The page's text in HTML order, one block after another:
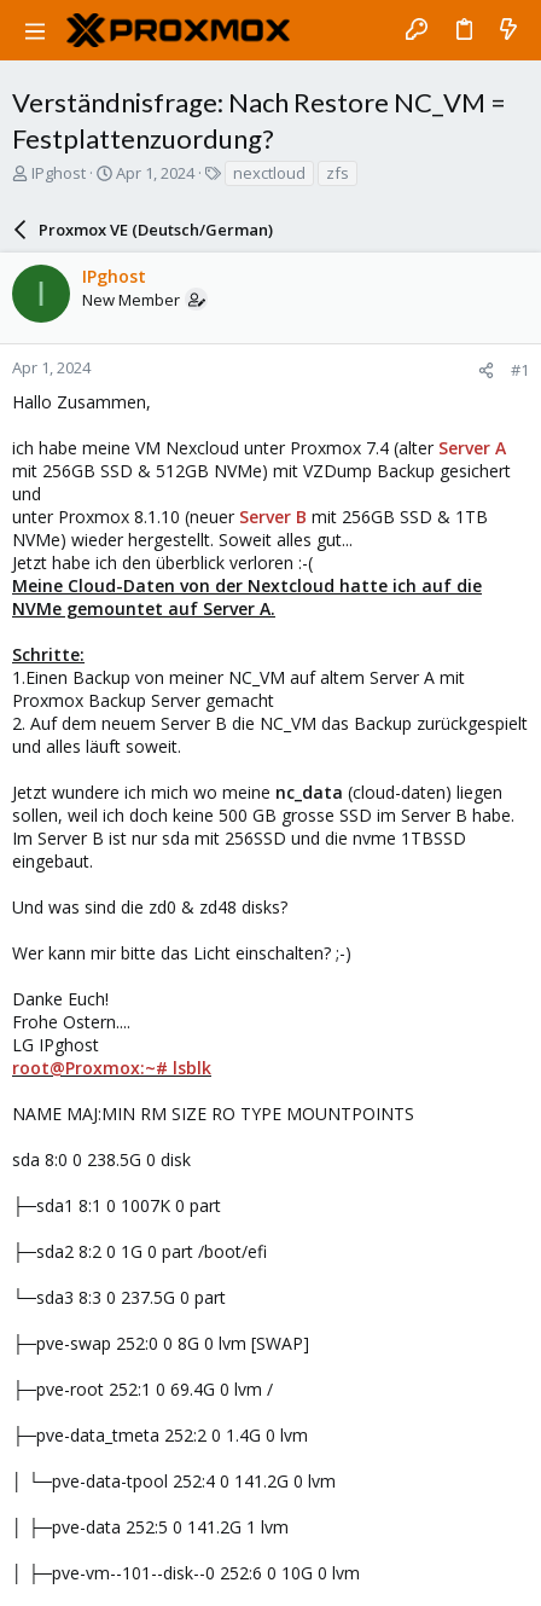
Verständnisfrage: Nach Restore NC_VM =
Festplattenzuordung?
T
a
d
t
a
r
e
IPghost
S
r
t
d
a
e
Apr 1, 2024
s
nexctloud zfs
Proxmox VE (Deutsch/German)
I IPghost
New Member
Apr 1, 2024 #1
Hallo Zusammen,
ich habe meine VM Nexcloud unter Proxmox 7.4 (alter Server A
mit 256GB SSD & 512GB NVMe) mit VZDump Backup gesichert
und
unter Proxmox 8.1.10 (neuer Server B mit 256GB SSD & 1TB
NVMe) wieder hergestellt. Soweit alles gut...
Jetzt habe ich den überblick verloren :-(
Meine Cloud-Daten von der Nextcloud hatte ich auf die
NVMe gemountet auf Server A.
Schritte:
1.Einen Backup von meiner NC_VM auf altem Server A mit
Proxmox Backup Server gemacht
2. Auf dem neuem Server B die NC_VM das Backup zurückgespielt
und alles läuft soweit.
Jetzt wundere ich mich wo meine nc_data (cloud-daten) liegen
sollen, weil ich doch keine 500 GB grosse SSD im Server B habe.
Im Server B ist nur sda mit 256SSD und die nvme 1TBSSD
eingebaut.
Und was sind die zd0 & zd48 disks?
Wer kann mir bitte das Licht einschalten? ;-)
Danke Euch!
Frohe Ostern....
LG IPghost
root@Proxmox:~# lsblk
NAME MAJ:MIN RM SIZE RO TYPE MOUNTPOINTS
sda 8:0 0 238.5G 0 disk
├─sda1 8:1 0 1007K 0 part
├─sda2 8:2 0 1G 0 part /boot/efi
└─sda3 8:3 0 237.5G 0 part
├─pve-swap 252:0 0 8G 0 lvm [SWAP]
├─pve-root 252:1 0 69.4G 0 lvm /
├─pve-data_tmeta 252:2 0 1.4G 0 lvm
│ └─pve-data-tpool 252:4 0 141.2G 0 lvm
│ ├─pve-data 252:5 0 141.2G 1 lvm
│ ├─pve-vm--101--disk--0 252:6 0 10G 0 lvm